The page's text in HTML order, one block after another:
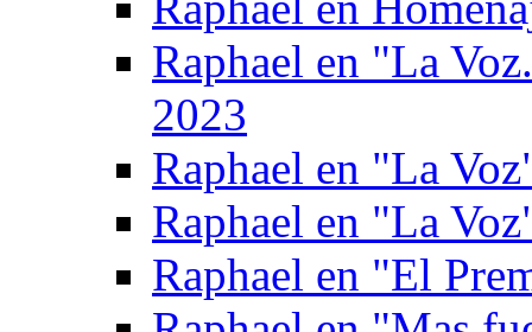
Raphael en "La
2023
Raphael en "La
Raphael en "La
Raphael en "El